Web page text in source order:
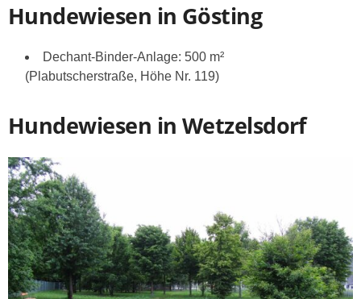
Hundewiesen in Gösting
Dechant-Binder-Anlage: 500 m²
(Plabutscherstraße, Höhe Nr. 119)
Hundewiesen in Wetzelsdorf